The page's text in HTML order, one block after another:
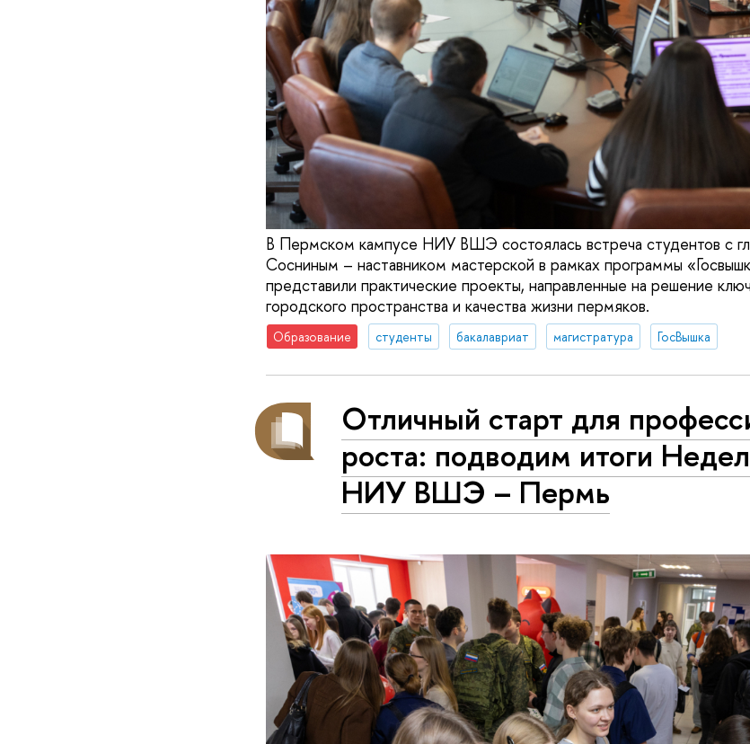
В Пермском кампусе НИУ ВШЭ состоялась встреча студентов с
Сосниным – наставником мастерской в рамках программы
представили практические проекты, направленные на решение
городского пространства и качества жизни пермяков.
Образование студенты бакалавриат магистратура ГосВышка
Отличный старт для
роста: подводим итоги
НИУ ВШЭ – Пермь